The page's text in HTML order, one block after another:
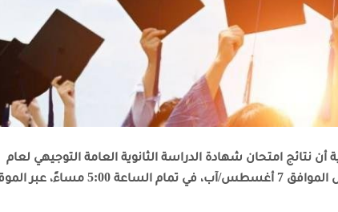
أن نتائج امتحان شهادة الدراسة الثانوية العامة التوجيهي لعام
2025 ستُعلن رسميًا يوم الخميس الموافق 7 أغسطس/آب، في تمام الساعة 5:00